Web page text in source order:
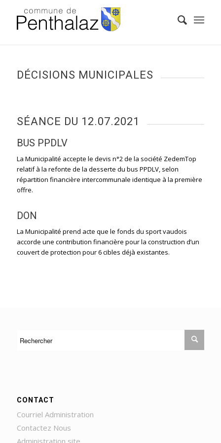
DÉCISIONS MUNICIPALES
SÉANCE DU 12.07.2021
BUS PPDLV
La Municipalité accepte le devis n°2 de la société ZedemTop
relatif à la refonte de la desserte du bus PPDLV, selon
répartition financière intercommunale identique à la première
offre.
DON
La Municipalité prend acte que le fonds du sport vaudois
accorde une contribution financière pour la construction d’un
couvert de protection pour 6 cibles déjà existantes.
CONTACT
Courriel Administration
Contactez Nous
Administration site